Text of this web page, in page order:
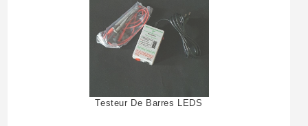
Testeur De Barres LEDS